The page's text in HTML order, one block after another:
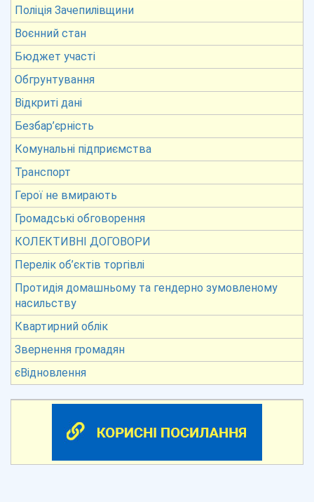
Поліція Зачепилівщини
Воєнний стан
Бюджет участі
Обгрунтування
Відкриті дані
Безбар’єрність
Комунальні підприємства
Транспорт
Герої не вмирають
Громадські обговорення
КОЛЕКТИВНІ ДОГОВОРИ
Перелік об’єктів торгівлі
Протидія домашньому та гендерно зумовленому
насильству
Квартирний облік
Звернення громадян
єВідновлення